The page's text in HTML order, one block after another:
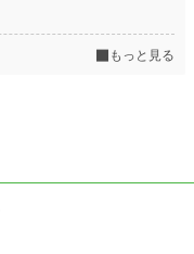
もっと見る